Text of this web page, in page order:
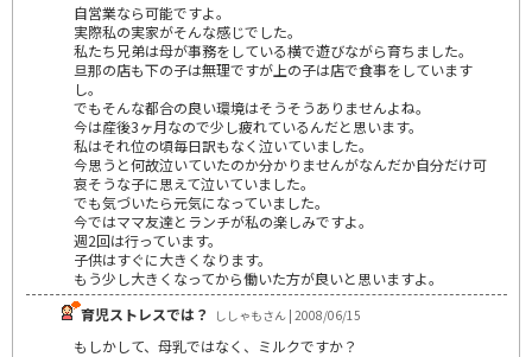
自営業なら可能ですよ。
実際私の実家がそんな感じでした。
私たち兄弟は母が事務をしている横で遊びながら育ちました。
旦那の店も下の子は無理ですが上の子は店で食事をしています
し。
でもそんな都合の良い環境はそうそうありませんよね。
今は産後3ヶ月なので少し疲れているんだと思います。
私はそれ位の頃毎日訳もなく泣いていました。
今思うと何故泣いていたのか分かりませんがなんだか自分だけ可
哀そうな子に思えて泣いていました。
でも気づいたら元気になっていました。
今ではママ友達とランチが私の楽しみですよ。
週2回は行っています。
子供はすぐに大きくなります。
もう少し大きくなってから働いた方が良いと思いますよ。
育児ストレスでは？
ししゃもさん | 2008/06/15
もしかして、母乳ではなく、ミルクですか？